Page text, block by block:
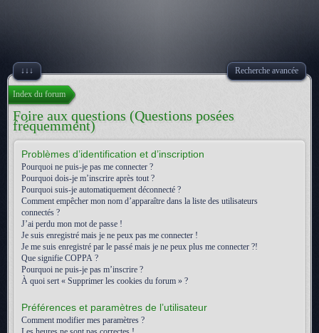
↓↓↓ Recherche avancée
Index du forum
Foire aux questions (Questions posées
fréquemment)
Problèmes d’identification et d’inscription
Pourquoi ne puis-je pas me connecter ?
Pourquoi dois-je m’inscrire après tout ?
Pourquoi suis-je automatiquement déconnecté ?
Comment empêcher mon nom d’apparaître dans la liste des utilisateurs
connectés ?
J’ai perdu mon mot de passe !
Je suis enregistré mais je ne peux pas me connecter !
Je me suis enregistré par le passé mais je ne peux plus me connecter ?!
Que signifie COPPA ?
Pourquoi ne puis-je pas m’inscrire ?
À quoi sert « Supprimer les cookies du forum » ?
Préférences et paramètres de l’utilisateur
Comment modifier mes paramètres ?